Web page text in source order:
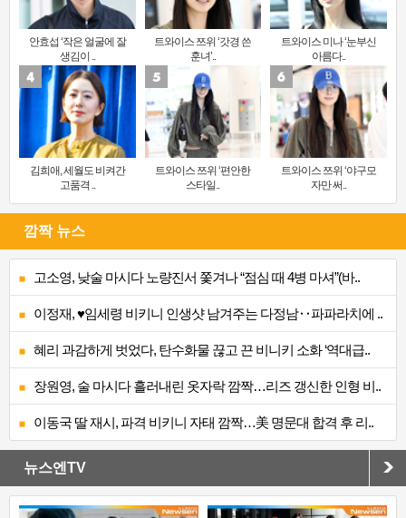
안효섭 ‘작은 얼굴에 잘
생김이 ..
트와이스 쯔위 ‘갓경 쓴
훈녀’..
트와이스 미나 ‘눈부신
아름다..
김희애, 세월도 비켜간
고품격 ..
트와이스 쯔위 ‘편안한
스타일..
트와이스 쯔위 ‘야구모
자만 써..
깜짝 뉴스
고소영, 낮술 마시다 노량진서 쫓겨나 “점심 때 4병 마셔”(바..
이정재, ♥임세령 비키니 인생샷 남겨주는 다정남‥파파라치에 ..
혜리 과감하게 벗었다, 탄수화물 끊고 끈 비니키 소화 ‘역대급..
장원영, 술 마시다 흘러내린 옷자락 깜짝…리즈 갱신한 인형 비..
이동국 딸 재시, 파격 비키니 자태 깜짝…美 명문대 합격 후 리..
뉴스엔TV